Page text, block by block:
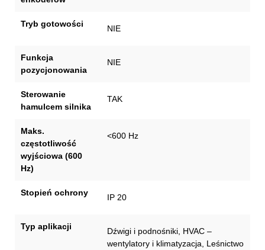
Tryb gotowości NIE
Funkcja
pozycjonowania
NIE
Sterowanie
hamulcem silnika
TAK
Maks.
częstotliwość
wyjściowa (600
Hz)
<600 Hz
Stopień ochrony IP 20
Typ aplikacji
Dźwigi i podnośniki, HVAC –
wentylatory i klimatyzacja, Leśnictwo